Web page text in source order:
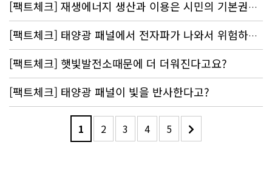
[팩트체크] 재생에너지 생산과 이용은 시민의 기본권이다! 에너지 민주주의에 동참해 주세요!
[팩트체크] 태양광 패널에서 전자파가 나와서 위험하다고?
[팩트체크] 햇빛발전소때문에 더 더워진다고요?
[팩트체크] 태양광 패널이 빛을 반사한다고?
1 2 3 4 5